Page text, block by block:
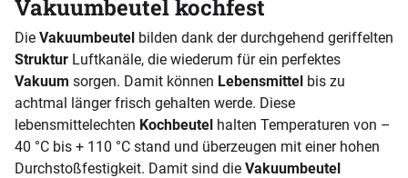
Vakuumbeutel kochfest
Die Vakuumbeutel bilden dank der durchgehend geriffelten
Struktur Luftkanäle, die wiederum für ein perfektes
Vakuum sorgen. Damit können Lebensmittel bis zu
achtmal länger frisch gehalten werde. Diese
lebensmittelechten Kochbeutel halten Temperaturen von –
40 °C bis + 110 °C stand und überzeugen mit einer hohen
Durchstoßfestigkeit. Damit sind die Vakuumbeutel